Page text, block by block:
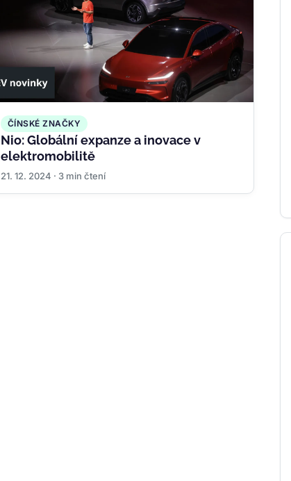
ČÍNSKÉ ZNAČKY
Nio: Globální expanze a inovace v
elektromobilitě
21. 12. 2024 · 3 min čtení